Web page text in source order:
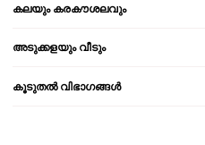
കലയും കരകൗശലവും
അടുക്കളയും വീടും
കൂടുതൽ വിഭാഗങ്ങൾ